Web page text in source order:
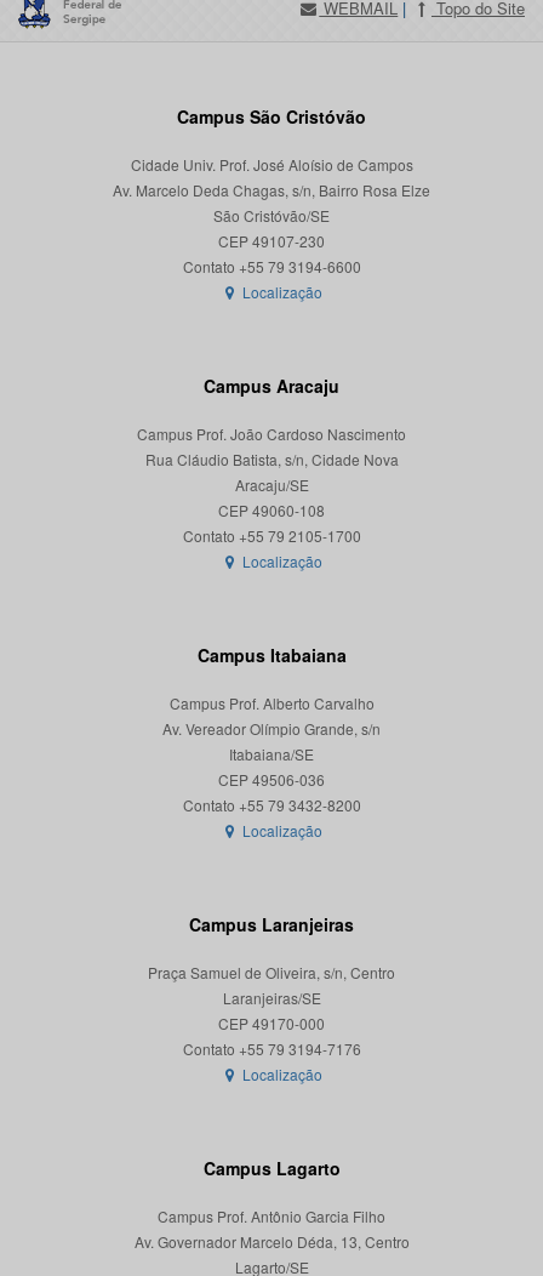
WEBMAIL | Topo do Site
Campus São Cristóvão
Cidade Univ. Prof. José Aloísio de Campos
Av. Marcelo Deda Chagas, s/n, Bairro Rosa Elze
São Cristóvão/SE
CEP 49107-230
Localização
Campus Aracaju
Campus Prof. João Cardoso Nascimento
Rua Cláudio Batista, s/n, Cidade Nova
Aracaju/SE
CEP 49060-108
Localização
Campus Itabaiana
Campus Prof. Alberto Carvalho
Av. Vereador Olímpio Grande, s/n
Itabaiana/SE
CEP 49506-036
Localização
Campus Laranjeiras
Praça Samuel de Oliveira, s/n, Centro
Laranjeiras/SE
CEP 49170-000
Localização
Campus Lagarto
Campus Prof. Antônio Garcia Filho
Av. Governador Marcelo Déda, 13, Centro
Lagarto/SE